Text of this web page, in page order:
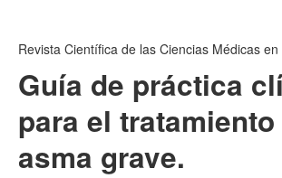
Revista Científica de las Ciencias Médicas
Guía de práctica
para el
asma grave.